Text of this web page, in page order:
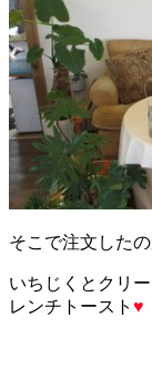
そこで注文したの
いちじくとクリ
レンチトースト ♥